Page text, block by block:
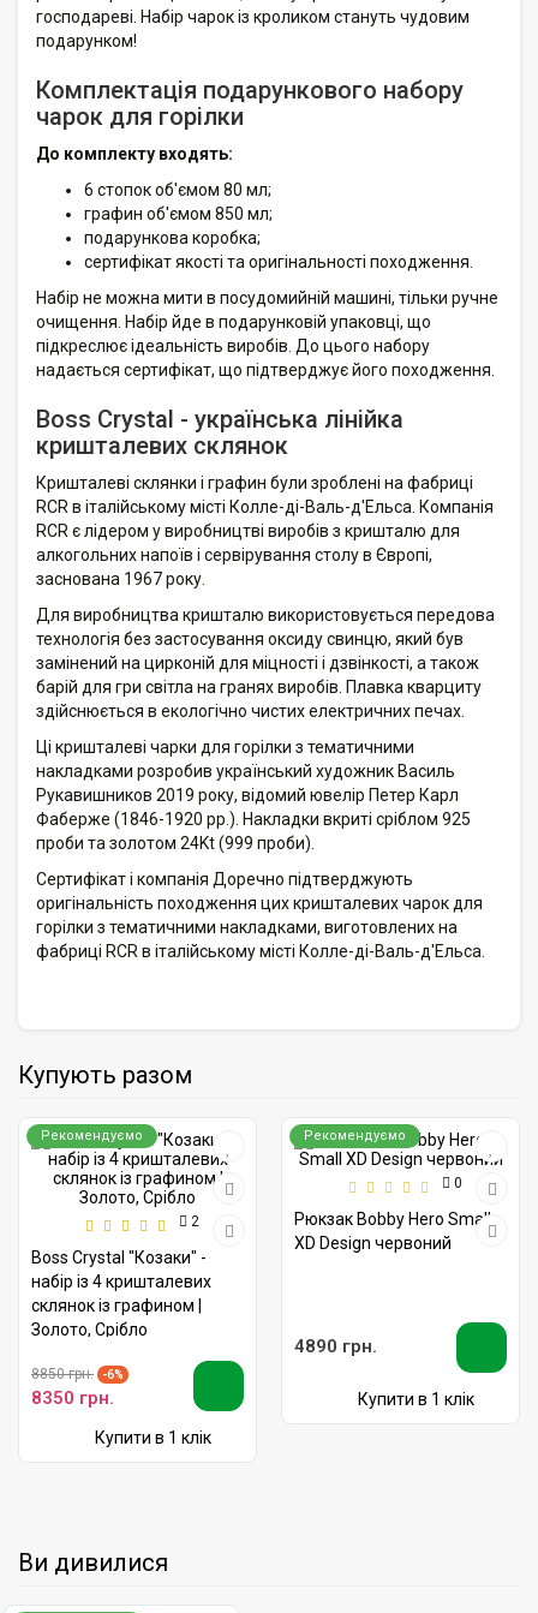
господареві. Набір чарок із кроликом стануть чудовим
подарунком!
Комплектація подарункового набору
чарок для горілки
До комплекту входять:
6 стопок об'ємом 80 мл;
графин об'ємом 850 мл;
подарункова коробка;
сертифікат якості та оригінальності походження.
Набір не можна мити в посудомийній машині, тільки ручне
очищення. Набір йде в подарунковій упаковці, що
підкреслює ідеальність виробів. До цього набору
надається сертифікат, що підтверджує його походження.
Boss Crystal - українська лінійка
кришталевих склянок
Кришталеві склянки і графин були зроблені на фабриці
RCR в італійському місті Колле-ді-Валь-д'Ельса. Компанія
RCR є лідером у виробництві виробів з кришталю для
алкогольних напоїв і сервірування столу в Європі,
заснована 1967 року.
Для виробництва кришталю використовується передова
технологія без застосування оксиду свинцю, який був
замінений на цирконій для міцності і дзвінкості, а також
барій для гри світла на гранях виробів. Плавка кварциту
здійснюється в екологічно чистих електричних печах.
Ці кришталеві чарки для горілки з тематичними
накладками розробив український художник Василь
Рукавишников 2019 року, відомий ювелір Петер Карл
Фаберже (1846-1920 рр.). Накладки вкриті сріблом 925
проби та золотом 24Kt (999 проби).
Сертифікат і компанія Доречно підтверджують
оригінальність походження цих кришталевих чарок для
горілки з тематичними накладками, виготовлених на
фабриці RCR в італійському місті Колле-ді-Валь-д'Ельса.
Купують разом
Рекомендуємо
2
Boss Crystal "Козаки" -
набір із 4 кришталевих
склянок із графином |
Золото, Срібло
8850 грн. -6%
8350 грн.
Купити в 1 клік
Рекомендуємо
0
Рюкзак Bobby Hero Small
XD Design червоний
4890 грн.
Купити в 1 клік
Ви дивилися